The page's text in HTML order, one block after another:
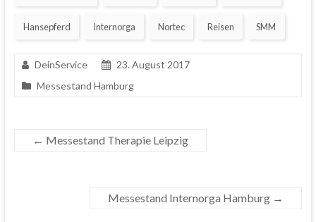
Hansepferd Internorga Nortec Reisen SMM
DeinService
23. August 2017
Messestand Hamburg
← Messestand Therapie Leipzig
Messestand Internorga Hamburg →